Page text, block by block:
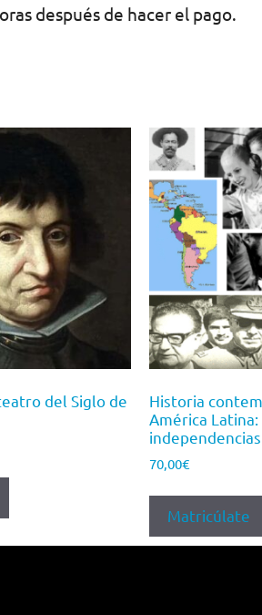
después de hacer el pago.
del Siglo de
Historia
América Latina:
70,00€
Matricúlate